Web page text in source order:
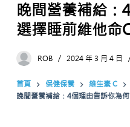
晚間營養補給：
選擇睡前維他命
ROB 2024 年 3 月 4 日
首頁 保健保養 維生素 C
晚間營養補給：4個理由告訴你為